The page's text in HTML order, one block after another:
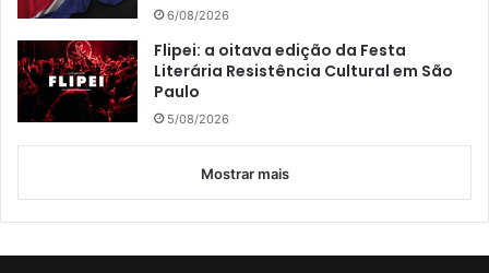
6/08/2026
Flipei: a oitava edição da Festa
Literária Resistência Cultural em São
Paulo
5/08/2026
Mostrar mais